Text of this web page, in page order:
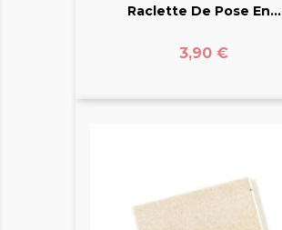
Raclette De Pose En...
Prix
3,90 €